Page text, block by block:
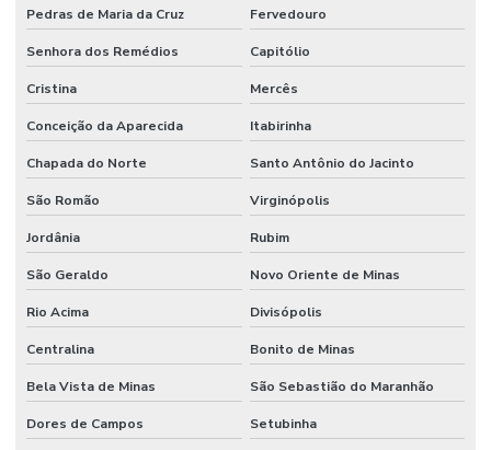
Pedras de Maria da Cruz Fervedouro
Senhora dos Remédios Capitólio
Cristina Mercês
Conceição da Aparecida Itabirinha
Chapada do Norte Santo Antônio do Jacinto
São Romão Virginópolis
Jordânia Rubim
São Geraldo Novo Oriente de Minas
Rio Acima Divisópolis
Centralina Bonito de Minas
Bela Vista de Minas São Sebastião do Maranhão
Dores de Campos Setubinha